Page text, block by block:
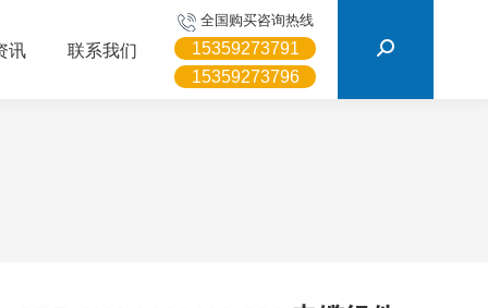
讯 联系我们
全国购买咨询热线
15359273791
15359273796